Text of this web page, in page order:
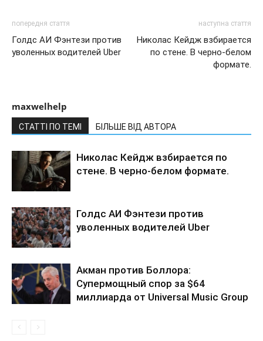
попередня стаття
Голдс АИ Фэнтези против
уволенных водителей Uber
наступна стаття
Николас Кейдж взбирается
по стене. В черно-белом
формате.
maxwelhelp
СТАТТІ ПО ТЕМІ БІЛЬШЕ ВІД АВТОРА
Николас Кейдж взбирается по
стене. В черно-белом формате.
Голдс АИ Фэнтези против
уволенных водителей Uber
Акман против Боллора:
Супермощный спор за $64
миллиарда от Universal Music Group